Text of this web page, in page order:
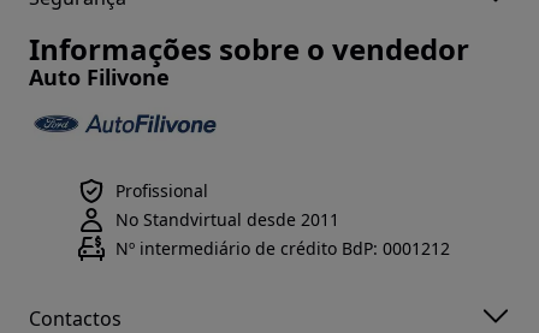
Informações sobre o vendedor
Auto Filivone
Profissional
No Standvirtual desde 2011
Nº intermediário de crédito BdP: 0001212
Contactos